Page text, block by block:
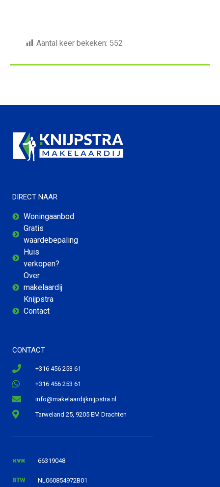
Aantal keer bekeken: 552
DIRECT NAAR
Woningaanbod
Gratis
waardebepaling
Huis
verkopen?
Over
makelaardij
Knijpstra
Contact
CONTACT
+316 456 253 61
+316 456 253 61
info@makelaardijknijpstra.nl
Tarweland 25, 9205 EM Drachten
66319048
NL060854972B01